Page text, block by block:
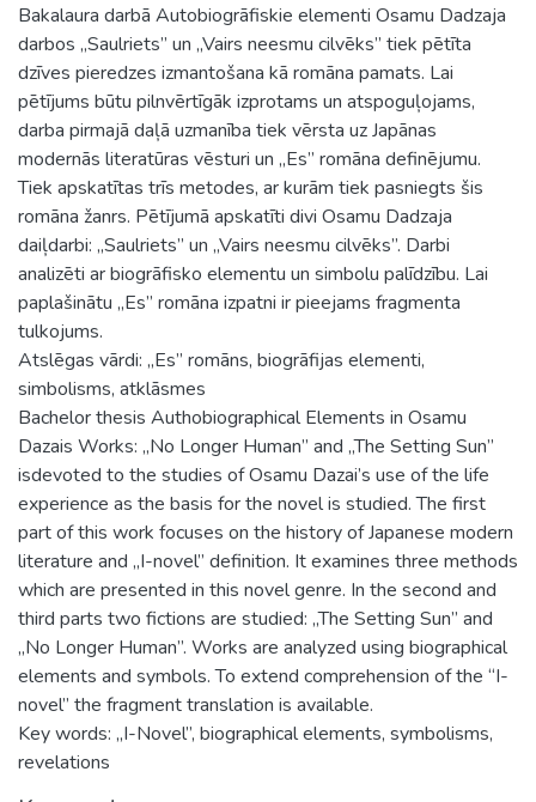
Bakalaura darbā Autobiogrāfiskie elementi Osamu Dadzaja
darbos „Saulriets” un „Vairs neesmu cilvēks” tiek pētīta
dzīves pieredzes izmantošana kā romāna pamats. Lai
pētījums būtu pilnvērtīgāk izprotams un atspoguļojams,
darba pirmajā daļā uzmanība tiek vērsta uz Japānas
modernās literatūras vēsturi un „Es” romāna definējumu.
Tiek apskatītas trīs metodes, ar kurām tiek pasniegts šis
romāna žanrs. Pētījumā apskatīti divi Osamu Dadzaja
daiļdarbi: „Saulriets” un „Vairs neesmu cilvēks”. Darbi
analizēti ar biogrāfisko elementu un simbolu palīdzību. Lai
paplašinātu „Es” romāna izpatni ir pieejams fragmenta
tulkojums.
Atslēgas vārdi: „Es” romāns, biogrāfijas elementi,
simbolisms, atklāsmes
Bachelor thesis Authobiographical Elements in Osamu
Dazais Works: „No Longer Human” and „The Setting Sun”
isdevoted to the studies of Osamu Dazai’s use of the life
experience as the basis for the novel is studied. The first
part of this work focuses on the history of Japanese modern
literature and „I-novel” definition. It examines three methods
which are presented in this novel genre. In the second and
third parts two fictions are studied: „The Setting Sun” and
„No Longer Human”. Works are analyzed using biographical
elements and symbols. To extend comprehension of the “I-
novel” the fragment translation is available.
Key words: „I-Novel”, biographical elements, symbolisms,
revelations